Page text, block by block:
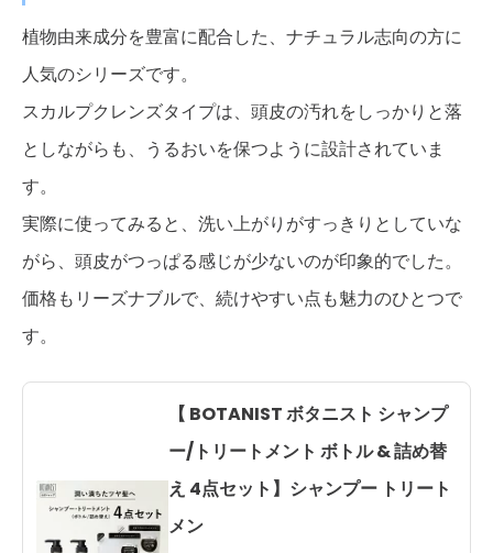
植物由来成分を豊富に配合した、ナチュラル志向の方に
人気のシリーズです。
スカルプクレンズタイプは、頭皮の汚れをしっかりと落
としながらも、うるおいを保つように設計されていま
す。
実際に使ってみると、洗い上がりがすっきりとしていな
がら、頭皮がつっぱる感じが少ないのが印象的でした。
価格もリーズナブルで、続けやすい点も魅力のひとつで
す。
【 BOTANIST ボタニスト シャンプ
ー/トリートメント ボトル & 詰め替
え 4点セット】シャンプー トリート
メン